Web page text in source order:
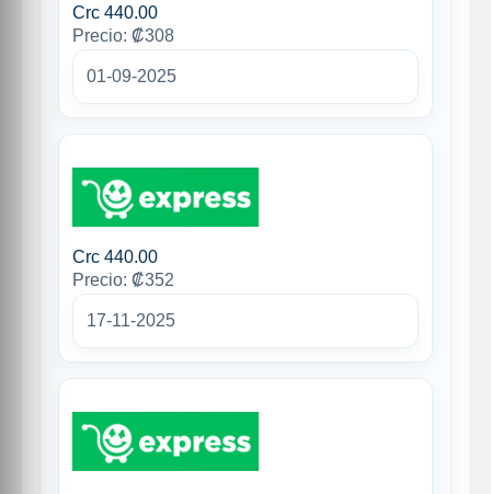
Crc 440.00
Precio: ₡308
01-09-2025
Crc 440.00
Precio: ₡352
17-11-2025